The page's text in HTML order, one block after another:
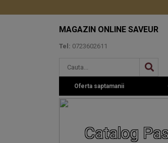
MAGAZIN ONLINE SAVEUR
Tel: 0723602611
Oferta saptamanii
Catalog